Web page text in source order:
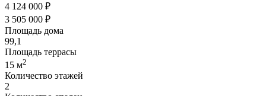
4 124 000 ₽
3 505 000 ₽
Площадь дома
99,1
Площадь террасы
15 м2
Количество этажей
2